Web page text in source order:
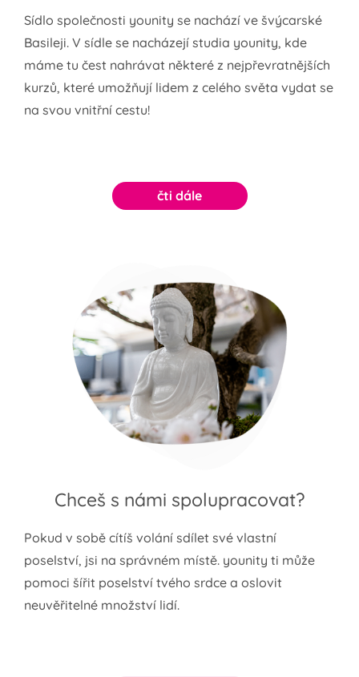
Sídlo společnosti younity se nachází ve švýcarské
Basileji. V sídle se nacházejí studia younity, kde
máme tu čest nahrávat některé z nejpřevratnějších
kurzů, které umožňují lidem z celého světa vydat se
na svou vnitřní cestu!
čti dále
Chceš s námi spolupracovat?
Pokud v sobě cítíš volání sdílet své vlastní
poselství, jsi na správném místě. younity ti může
pomoci šířit poselství tvého srdce a oslovit
neuvěřitelné množství lidí.